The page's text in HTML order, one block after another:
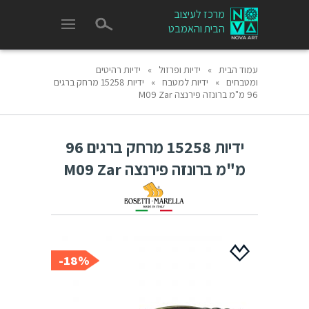
מרכז לעיצוב
הבית והאמבט
עמוד הבית » ידיות ופרזול »
ידיות רהיטים
ומטבחים
» ידיות למטבח »
ידיות 15258 מרחק ברגים
96 מ"מ ברונזה פירנצה M09 Zar
ידיות 15258 מרחק ברגים 96
מ"מ ברונזה פירנצה M09 Zar
18%-